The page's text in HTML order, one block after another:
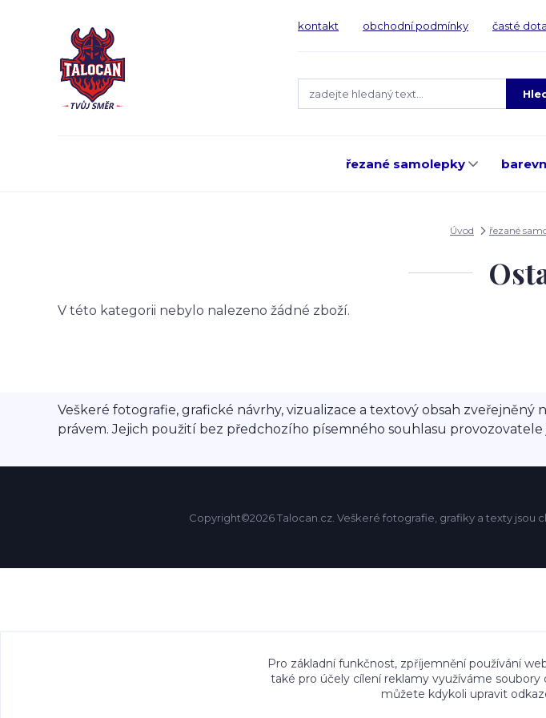
kontakt obchodní podmínky časté
řezané samolepky
Úvod řezané
V této kategorii nebylo nalezeno žádné zboží.
Veškeré fotografie, grafické návrhy, vizualizace a textový obsah zveřejněný
právem. Jejich použití bez předchozího písemného souhlasu provozovatele
Copyright©2026 Talocan.cz. Veškeré fotografie, grafiky a texty jsou
Pro základní funkčnost, zpříjemnění používání
také pro účely cílení reklamy využíváme
můžete kdykoli upravit